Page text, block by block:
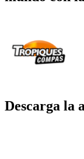
Descarga la